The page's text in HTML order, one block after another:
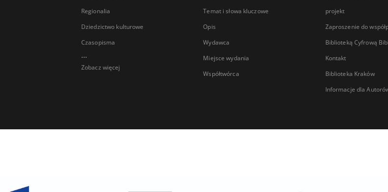
Regionalia
Dziedzictwo kulturowe
Czasopisma
...
Zobacz więcej
Temat i słowa kluczowe
Opis
Wydawca
Miejsce wydania
Współtwórca
projekt
Zaproszenie do
Biblioteką Cyfrową
Kontakt
Biblioteka Kraków
Informacje dla